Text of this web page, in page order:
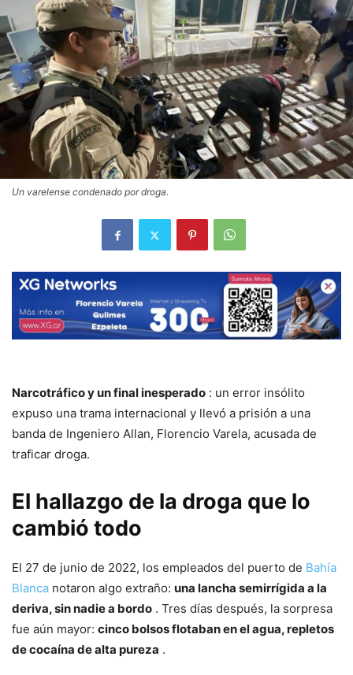
Un varelense condenado por droga.
Narcotráfico y un final inesperado : un error insólito
expuso una trama internacional y llevó a prisión a una
banda de Ingeniero Allan, Florencio Varela, acusada de
traficar droga.
El hallazgo de la droga que lo
cambió todo
El 27 de junio de 2022, los empleados del puerto de Bahía
Blanca notaron algo extraño: una lancha semirrígida a la
deriva, sin nadie a bordo . Tres días después, la sorpresa
fue aún mayor: cinco bolsos flotaban en el agua, repletos
de cocaína de alta pureza .